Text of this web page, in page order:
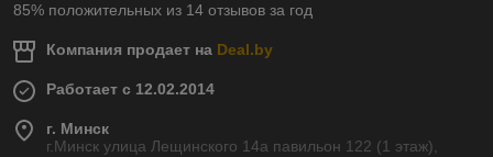
85% положительных из 14 отзывов за год
Компания продает на Deal.by
Работает с 12.02.2014
г. Минск
г.Минск улица Лещинского 14а павильон 122 (1 этаж),